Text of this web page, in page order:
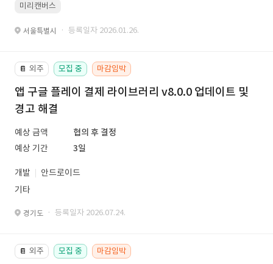
미리캔버스
서울특별시 · 등록일자 2026.01.26.
📔 외주 모집 중 마감임박
앱 구글 플레이 결제 라이브러리 v8.0.0 업데이트 및
경고 해결
예상 금액
협의 후 결정
예상 기간
3일
개발
안드로이드
기타
경기도 · 등록일자 2026.07.24.
📔 외주 모집 중 마감임박